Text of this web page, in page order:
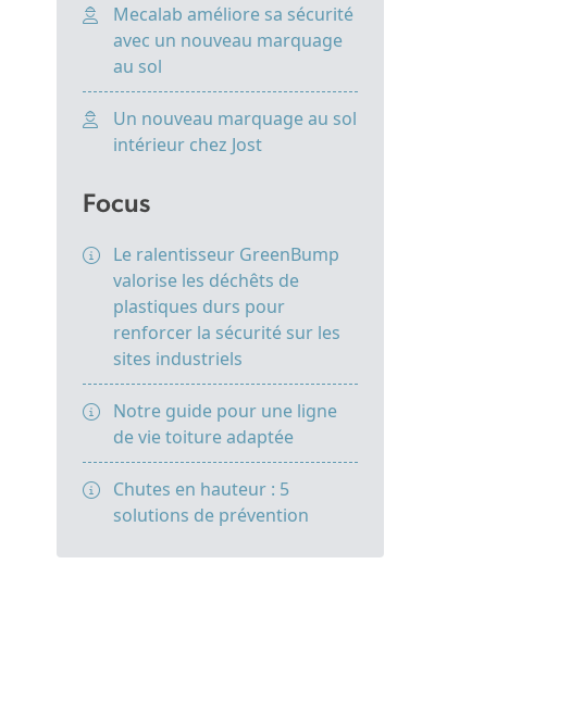
Mecalab améliore sa sécurité
avec un nouveau marquage
au sol
Un nouveau marquage au sol
intérieur chez Jost
Focus
Le ralentisseur GreenBump
valorise les déchêts de
plastiques durs pour
renforcer la sécurité sur les
sites industriels
Notre guide pour une ligne
de vie toiture adaptée
Chutes en hauteur : 5
solutions de prévention